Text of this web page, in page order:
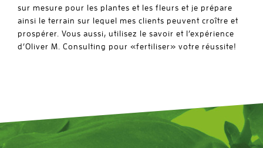
sur mesure pour les plantes et les fleurs et je prépare
ainsi le terrain sur lequel mes clients peuvent croître et
prospérer. Vous aussi, utilisez le savoir et l’expérience
d’Oliver M. Consulting pour «fertiliser» votre réussite!